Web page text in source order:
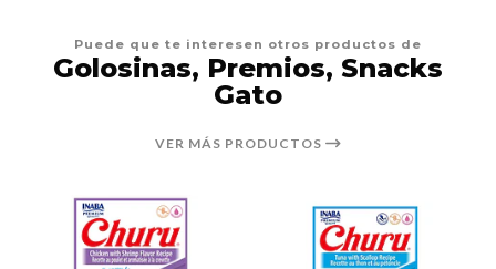
Puede que te interesen otros productos de
Golosinas, Premios, Snacks
Gato
VER MÁS PRODUCTOS